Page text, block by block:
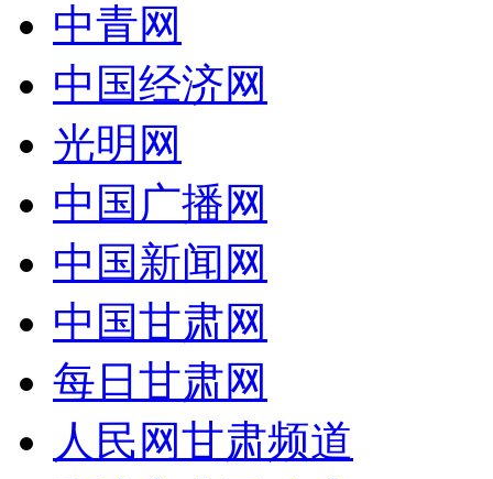
中青网
中国经济网
光明网
中国广播网
中国新闻网
中国甘肃网
每日甘肃网
人民网甘肃频道